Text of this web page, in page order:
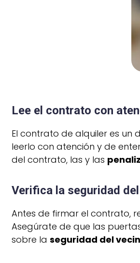
Lee el contrato con
El contrato de alquiler es un
leerlo con atención y de
del contrato, las y las
Verifica la seguridad
Antes de firmar el contrato,
Asegúrate de que las
sobre la seguridad del